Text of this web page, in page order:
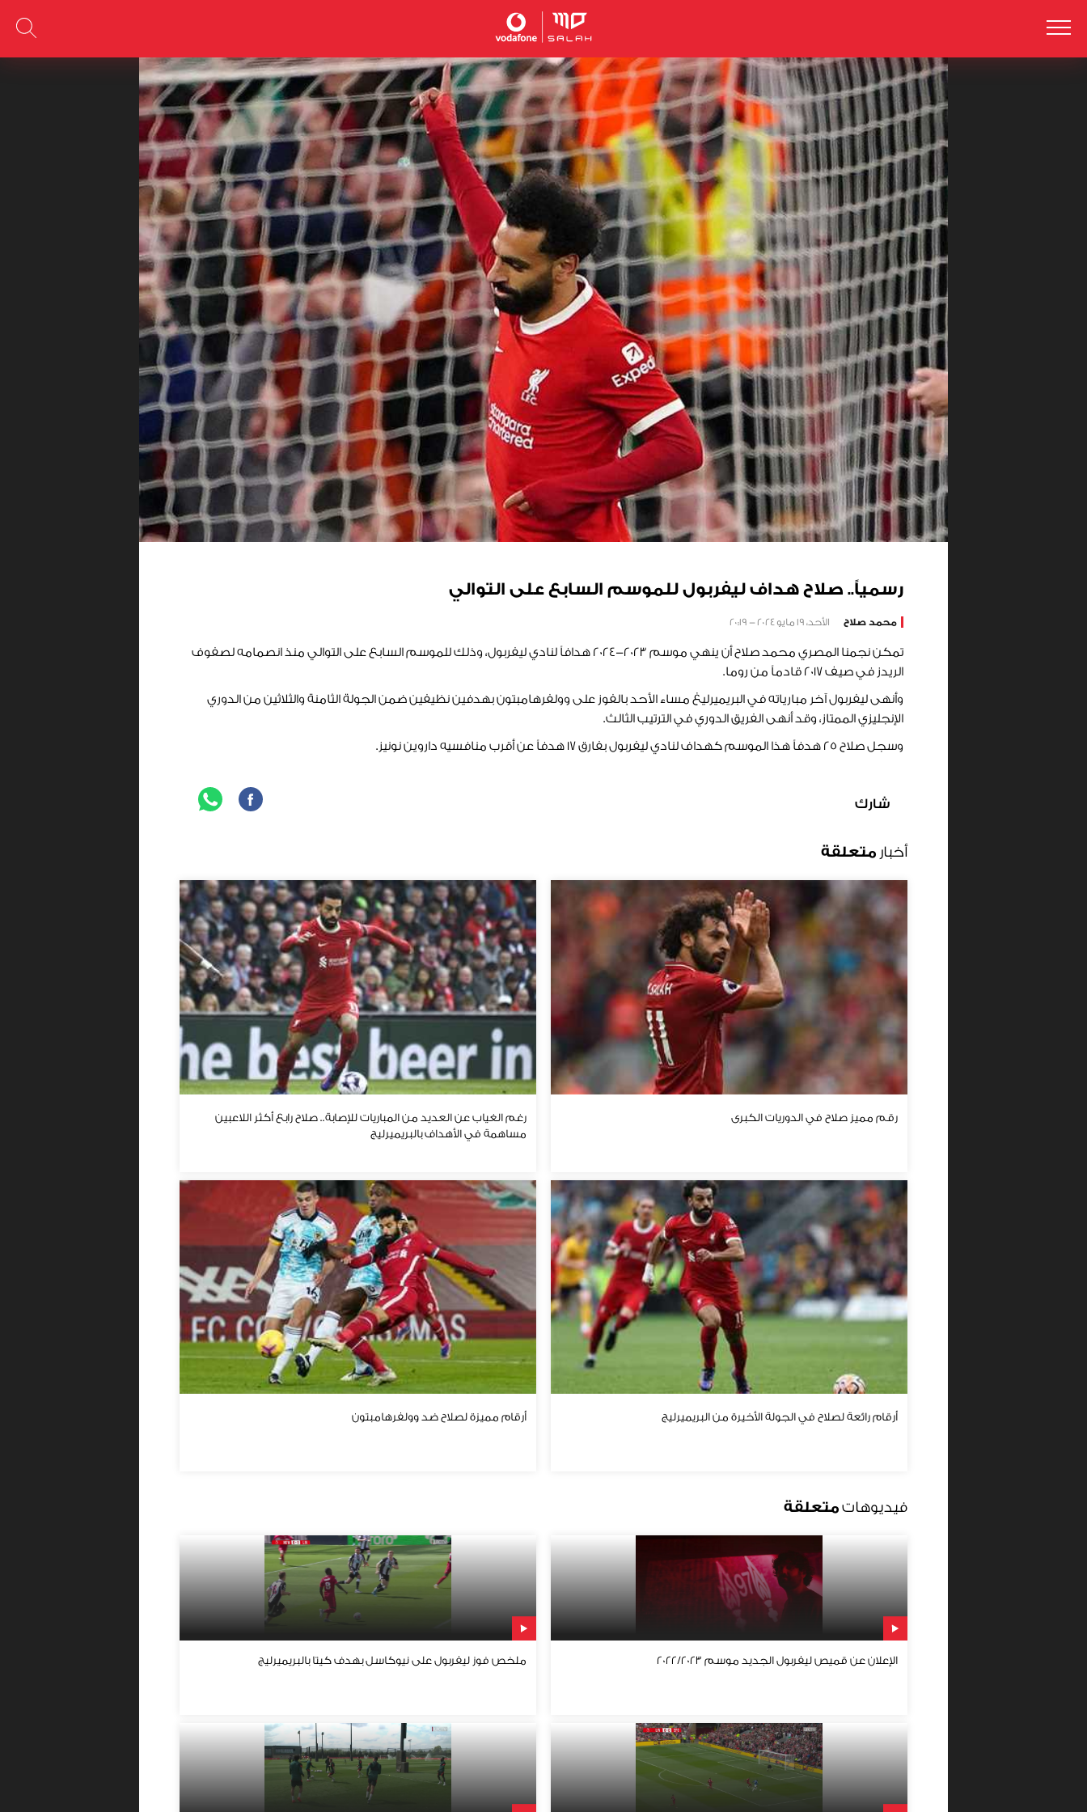
رسمياً.. صلاح هداف ليفربول للموسم السابع على التوالي
محمد صلاح الأحد، 19 مايو 2024 - 20:19
تمكن نجمنا المصري محمد صلاح أن ينهي موسم 2023-2024 هدافاً لنادي ليفربول، وذلك للموسم السابع على التوالي منذ انصمامه لصفوف
الريدز في صيف 2017 قادماً من روما.
وأنهى ليفربول آخر مبارياته في البريميرليغ مساء الأحد بالفوز على وولفرهامبتون بهدفين نظيفين ضمن الجولة الثامنة والثلاثين من الدوري
الإنجليزي الممتاز، وقد أنهى الفريق الدوري في الترتيب الثالث.
وسجل صلاح 25 هدفاً هذا الموسم كهداف لنادي ليفربول بفارق 17 هدفاً عن أقرب منافسيه داروين نونيز.
شارك
أخبار متعلقة
رقم مميز صلاح في الدوريات الكبرى
رغم الغياب عن العديد من المباريات للإصابة.. صلاح رابع أكثر اللاعبين
مساهمة في الأهداف بالبريميرليج
أرقام رائعة لصلاح في الجولة الأخيرة من البريميرليج أرقام مميزة لصلاح ضد وولفرهامبتون
فيديوهاتمتعلقة
الإعلان عن قميص ليفربول الجديد موسم 2022/2023 ملخص فوز ليفربول على نيوكاسل بهدف كيتا بالبريميرليج